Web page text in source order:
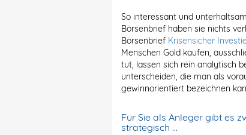
So interessant und
Börsenbrief haben sie nichts
Börsenbrief Krisensicher
Menschen Gold kaufen,
tut, lassen sich rein analytisch
unterscheiden, die man als
gewinnorientiert bezeichnen
Für Sie als Anleger gibt es
strategisch …